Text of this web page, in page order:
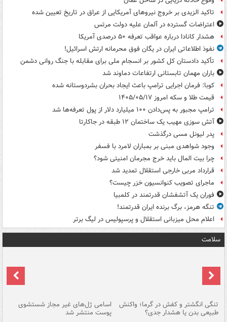
تاکید الزیدی بر خروج نیروهای آمریکایی از عراق در تاریخ تعیین شده
اعتراضات گسترده در آلمان علیه دولت مرتس
هشدار کانادا درباره عواقب تعرفه ۵۰ درصدی آمریکا
نفوذ اطلاعاتی ایران در یگان فوق محرمانه ارتش اسرائیل!
تأکید دادستان کل کشور بر انسجام ملی برای مقابله با جنگ روانی دشمن
باران مهمان تابستانی ارتفاعات دماوند شد
کوبا: فرمان اجرایی ترامپ باعث ایجاد بحران بشردوستانه شده
قیمت طلا و سکه امروز ۱۴۰۵/۰۵/۱۷
ترامپ مجبور به پس‌دادن ۱۰۰ میلیارد دلار از پول تعرفه‌ها شد
آتش سوزی مهیب یک ساختمان ۱۲ طبقه در جاکارتا
پدر لیونل مسی درگذشت
وجود شواهدی مبنی بر بمباران لامرد با فسفر
چرا بیت المال باید خرج مجرمان امنیتی شود؟
قرارداد مربی خارجی استقلال تمدید شد
ماجرای تصویب کنوانسیون خزر چیست؟
فوران یک آتشفشان قدرتمند در کلمبیا
تنگه هرمز، برگ برنده ایران قدرتمند!
اعلام محل میزبانی استقلال و پرسپولیس در لیگ برتر
سلامت
تنگی انگشتر و کفش در گرما؛ واکنش
طبیعی بدن یا هشدار جدی؟
اسامی ژل‌های غیر مجاز شستشوی
پوست منتشر شد